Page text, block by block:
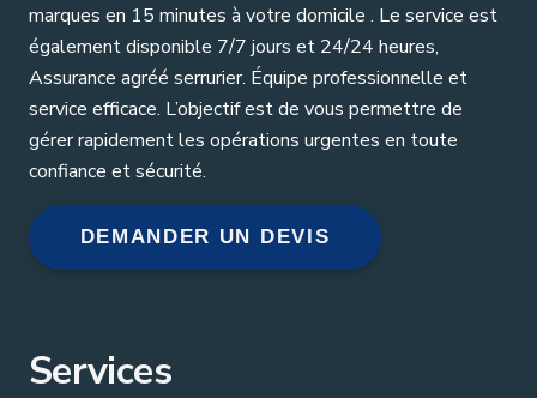
marques en 15 minutes à votre domicile . Le service est
également disponible 7/7 jours et 24/24 heures,
Assurance agréé serrurier. Équipe professionnelle et
service efficace. L’objectif est de vous permettre de
gérer rapidement les opérations urgentes en toute
confiance et sécurité.
DEMANDER UN DEVIS
Services